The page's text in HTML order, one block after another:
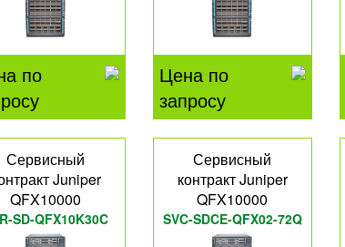
по
Цена по
запросу
Сервисный
Juniper
QFX10000
SD-QFX10K30C
Сервисный
контракт Juniper
QFX10000
SVC-SDCE-QFX02-72Q